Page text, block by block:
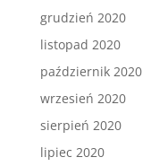
grudzień 2020
listopad 2020
październik 2020
wrzesień 2020
sierpień 2020
lipiec 2020